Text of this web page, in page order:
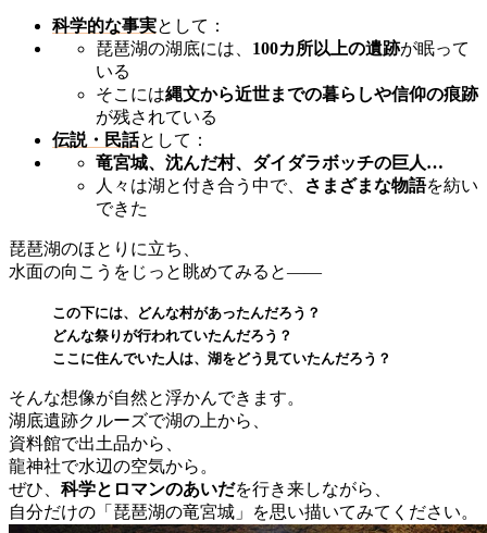
科学的な事実として：
琵琶湖の湖底には、 100カ所以上の遺跡が眠って
いる
そこには縄文から近世までの暮らしや信仰の痕跡
が残されている
伝説・民話として：
竜宮城、沈んだ村、ダイダラボッチの巨人…
人々は湖と付き合う中で、
さまざまな物語を紡い
できた
琵琶湖のほとりに立ち、
水面の向こうをじっと眺めてみると——
この下には、どんな村があったんだろう？
どんな祭りが行われていたんだろう？
ここに住んでいた人は、湖をどう見ていたんだろう？
そんな想像が自然と浮かんできます。
湖底遺跡クルーズで湖の上から、
資料館で出土品から、
龍神社で水辺の空気から。
ぜひ、 科学とロマンのあいだを行き来しながら、
自分だけの「琵琶湖の竜宮城」を思い描いてみてください。